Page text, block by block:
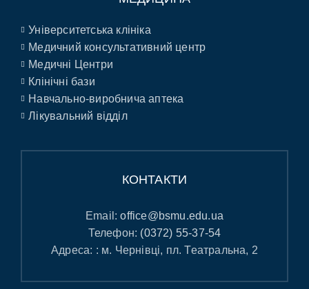
Університетська клініка
Медичний консультативний центр
Медичні Центри
Клінічні бази
Навчально-виробнича аптека
Лікувальний відділ
КОНТАКТИ
Email:office@bsmu.edu.ua
Телефон: (0372) 55-37-54
Адреса: : м. Чернівці, пл. Театральна, 2